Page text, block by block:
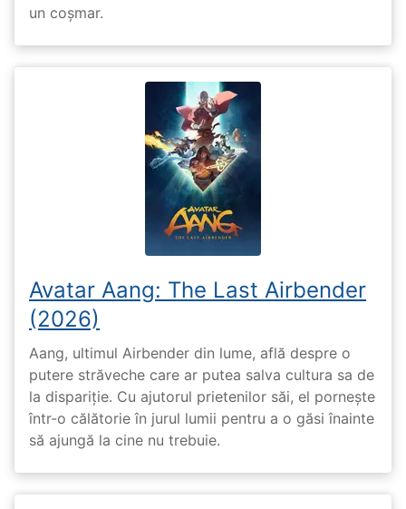
un coșmar.
Avatar Aang: The Last Airbender
(2026)
Aang, ultimul Airbender din lume, află despre o
putere străveche care ar putea salva cultura sa de
la dispariție. Cu ajutorul prietenilor săi, el pornește
într-o călătorie în jurul lumii pentru a o găsi înainte
să ajungă la cine nu trebuie.